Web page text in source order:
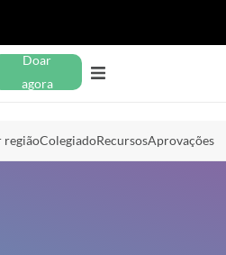
Doar
agora
regiãoColegiadoRecursosAprovações